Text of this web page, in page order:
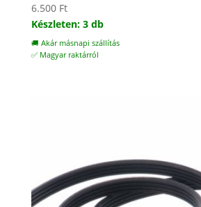
6.500 Ft
Készleten: 3 db
🚚 Akár másnapi szállítás
✅ Magyar raktárról